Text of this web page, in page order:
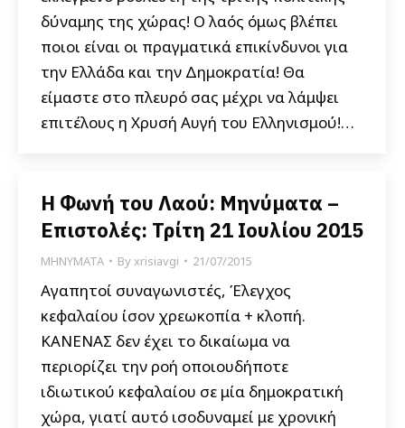
δύναμης της χώρας! Ο λαός όμως βλέπει
ποιοι είναι οι πραγματικά επικίνδυνοι για
την Ελλάδα και την Δημοκρατία! Θα
είμαστε στο πλευρό σας μέχρι να λάμψει
επιτέλους η Χρυσή Αυγή του Ελληνισμού!…
Η Φωνή του Λαού: Μηνύματα –
Επιστολές: Τρίτη 21 Ιουλίου 2015
ΜΗΝΥΜΑΤΑ Byxrisiavgi 21/07/2015
Αγαπητοί συναγωνιστές, Έλεγχος
κεφαλαίου ίσον χρεωκοπία + κλοπή.
ΚΑΝΕΝΑΣ δεν έχει το δικαίωμα να
περιορίζει την ροή οποιουδήποτε
ιδιωτικού κεφαλαίου σε μία δημοκρατική
χώρα, γιατί αυτό ισοδυναμεί με χρονική